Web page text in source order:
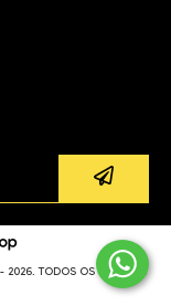
2026. TODOS OS DIREITOS